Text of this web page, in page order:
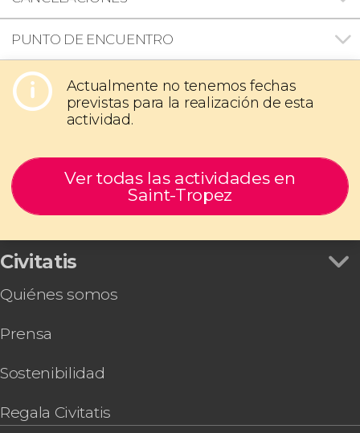
PUNTO DE ENCUENTRO
Actualmente no tenemos fechas
previstas para la realización de esta
actividad.
Ver todas las actividades en
Saint-Tropez
Civitatis
Quiénes somos
Prensa
Sostenibilidad
Regala Civitatis